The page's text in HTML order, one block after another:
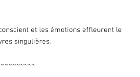
et les émotions effleurent le
singulières.